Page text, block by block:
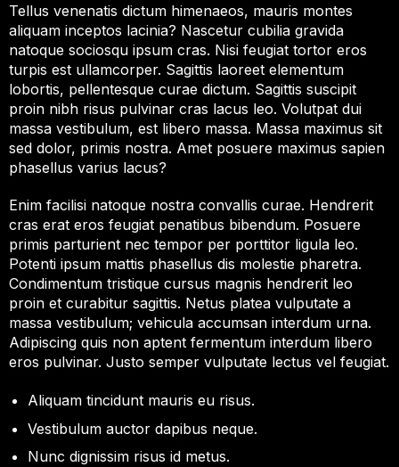
Tellus venenatis dictum himenaeos, mauris montes
aliquam inceptos lacinia? Nascetur cubilia gravida
natoque sociosqu ipsum cras. Nisi feugiat tortor eros
turpis est ullamcorper. Sagittis laoreet elementum
lobortis, pellentesque curae dictum. Sagittis suscipit
proin nibh risus pulvinar cras lacus leo. Volutpat dui
massa vestibulum, est libero massa. Massa maximus sit
sed dolor, primis nostra. Amet posuere maximus sapien
phasellus varius lacus?
Enim facilisi natoque nostra convallis curae. Hendrerit
cras erat eros feugiat penatibus bibendum. Posuere
primis parturient nec tempor per porttitor ligula leo.
Potenti ipsum mattis phasellus dis molestie pharetra.
Condimentum tristique cursus magnis hendrerit leo
proin et curabitur sagittis. Netus platea vulputate a
massa vestibulum; vehicula accumsan interdum urna.
Adipiscing quis non aptent fermentum interdum libero
eros pulvinar. Justo semper vulputate lectus vel feugiat.
Aliquam tincidunt mauris eu risus.
Vestibulum auctor dapibus neque.
Nunc dignissim risus id metus.